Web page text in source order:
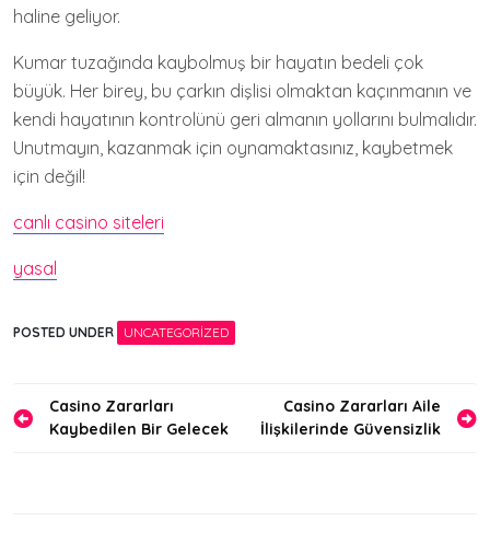
haline geliyor.
Kumar tuzağında kaybolmuş bir hayatın bedeli çok
büyük. Her birey, bu çarkın dişlisi olmaktan kaçınmanın ve
kendi hayatının kontrolünü geri almanın yollarını bulmalıdır.
Unutmayın, kazanmak için oynamaktasınız, kaybetmek
için değil!
canlı casino siteleri
yasal
POSTED UNDER UNCATEGORIZED
Yazı
gezinmesi
Casino Zararları
Kaybedilen Bir Gelecek
Casino Zararları Aile
İlişkilerinde Güvensizlik